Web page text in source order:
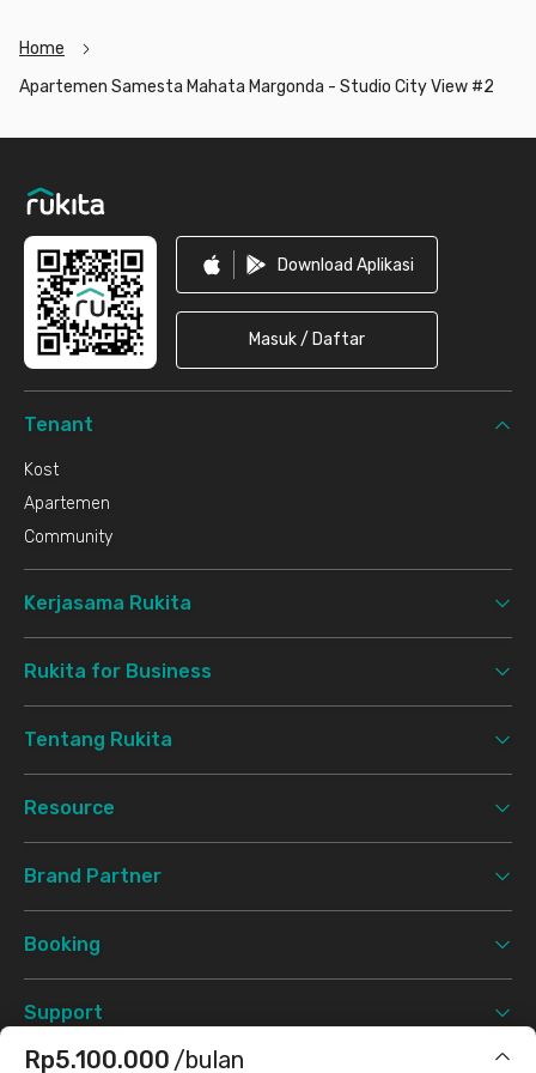
Rp5.100.000 /bulan
Home
Apartemen Samesta Mahata Margonda - Studio City View #2
Download Aplikasi
Masuk / Daftar
Tenant
Kost
Apartemen
Community
Kerjasama Rukita
Rukita for Business
Tentang Rukita
Resource
Brand Partner
Booking
Support